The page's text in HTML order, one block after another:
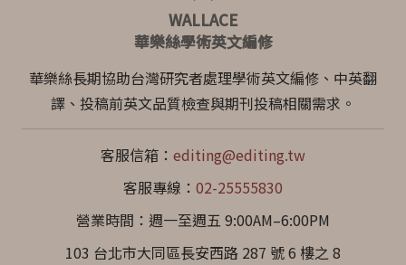
WALLACE
華樂絲學術英文編修
華樂絲長期協助台灣研究者處理學術英文編修、中英翻
譯、投稿前英文品質檢查與期刊投稿相關需求。
客服信箱： editing@editing.tw
客服專線： 02-25555830
營業時間：週一至週五 9:00AM–6:00PM
103 台北市大同區長安西路 287 號 6 樓之 8